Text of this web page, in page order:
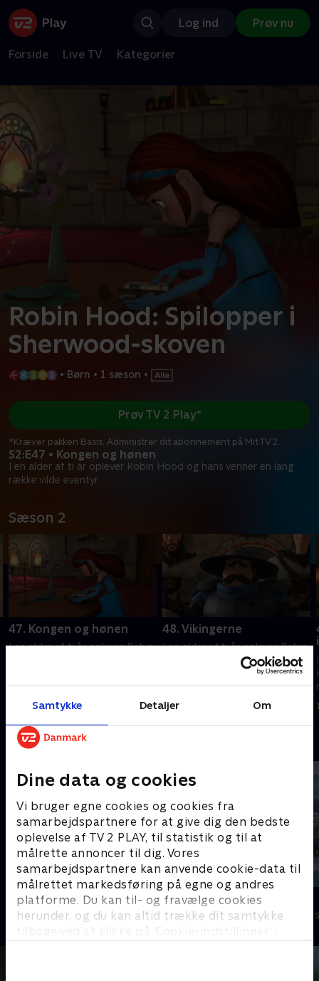
Samtykke Detaljer Om
Dine data og cookies
Vi bruger egne cookies og cookies fra
samarbejdspartnere for at give dig den bedste
oplevelse af TV 2 PLAY, til statistik og til at
målrette annoncer til dig. Vores
samarbejdspartnere kan anvende cookie-data til
målrettet markedsføring på egne og andres
platforme. Du kan til- og fravælge cookies
herunder, og du kan altid trække dit samtykke
tilbage ved at klikke på ’Cookie-indstillinger’ i
Log ind Prøv nu
Forside Live TV Kategorier
Robin Hood: Spilopper i
Sherwood-skoven
• Børn • 1 sæson •
S2:E47 • Kongen og hønen
I en alder af ti år oplever Robin Hood og hans venner en lang
række vilde eventyr.
Prøv TV 2 Play*
*Kræver pakken Basis. Administrer dit abonnement på Mit TV 2.
Sæson 2
47. Kongen og hønen
I en alder af ti år oplever Robin
48. Vikingerne
I en alder af ti år oplever Robin
Hood og hans venner en lang
Andre så også
Zorro the Chronicles
Børneserier • 1 sæsoner
Musen Tip
Børneserier • 1